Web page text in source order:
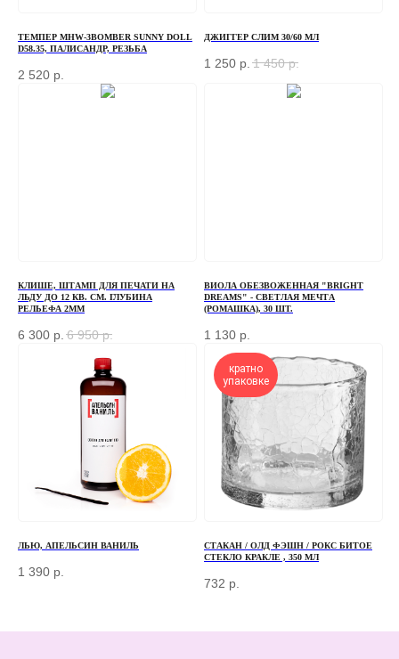
ТЕМПЕР MHW-3BOMBER SUNNY DOLL
D58.35, ПАЛИСАНДР, РЕЗЬБА
2 520 р.
ДЖИГГЕР СЛИМ 30/60 МЛ
1 250 р. 1 450 р.
КЛИШЕ, ШТАМП ДЛЯ ПЕЧАТИ НА
ЛЬДУ ДО 12 КВ. СМ. ГЛУБИНА
РЕЛЬЕФА 2ММ
6 300 р. 6 950 р.
ВИОЛА ОБЕЗВОЖЕННАЯ "BRIGHT
DREAMS" - СВЕТЛАЯ МЕЧТА
(РОМАШКА), 30 ШТ.
1 130 р.
ЛЬЮ, АПЕЛЬСИН ВАНИЛЬ
1 390 р.
кратно
упаковке
СТАКАН / ОЛД ФЭШН / РОКС БИТОЕ
СТЕКЛО КРАКЛЕ , 350 МЛ
732 р.
конфиденциальности и обработки персональных данных
+7 (966) 077-55-50
НАБЕРЕЖНАЯ, Д. 7, СТР. 2
ПЕРЕД ПОСЕЩЕНИЕМ ОФИСА, ПОЖАЛУЙСТА,